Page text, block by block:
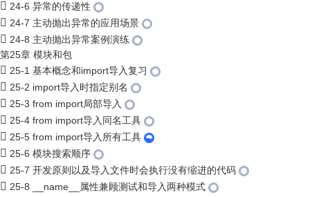
24-6 异常的传递性
24-7 主动抛出异常的应用场景
24-8 主动抛出异常案例演练
第25章 模块和包
25-1 基本概念和import导入复习
25-2 import导入时指定别名
25-3 from import局部导入
25-4 from import导入同名工具
25-5 from import导入所有工具
25-6 模块搜索顺序
25-7 开发原则以及导入文件时会执行没有缩进的代码
25-8 __name__属性兼顾测试和导入两种模式